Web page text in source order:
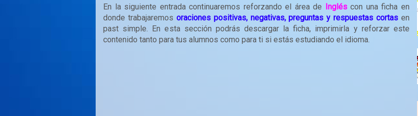
En la siguiente entrada continuaremos reforzando el área de Inglés con una ficha en
donde trabajaremos oraciones positivas, negativas, preguntas y respuestas cortas en
past simple. En esta sección podrás descargar la ficha, imprimirla y reforzar este
contenido tanto para tus alumnos como para ti si estás estudiando el idioma.